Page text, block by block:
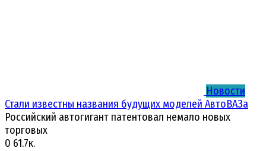
Новости
Стали известны названия будущих моделей АвтоВАЗа
Российский автогигант патентовал немало новых
торговых
0 61.7к.